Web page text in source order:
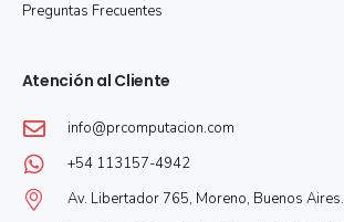
Preguntas Frecuentes
Atención al Cliente
info@prcomputacion.com
+54 113157-4942
Av. Libertador 765, Moreno, Buenos Aires.